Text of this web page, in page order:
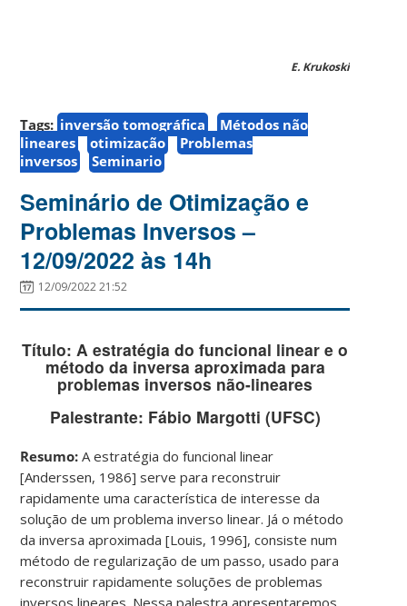
E. Krukoski
Tags: inversão tomográfica
Métodos não
lineares
otimização
Problemas
inversos
Seminario
Seminário de Otimização e
Problemas Inversos –
12/09/2022 às 14h
12/09/2022 21:52
Título: A estratégia do funcional linear e o
método da inversa aproximada para
problemas inversos não-lineares
Palestrante: Fábio Margotti (UFSC)
Resumo: A estratégia do funcional linear
[Anderssen, 1986] serve para reconstruir
rapidamente uma característica de interesse da
solução de um problema inverso linear. Já o método
da inversa aproximada [Louis, 1996], consiste num
método de regularização de um passo, usado para
reconstruir rapidamente soluções de problemas
inversos lineares. Nessa palestra apresentaremos